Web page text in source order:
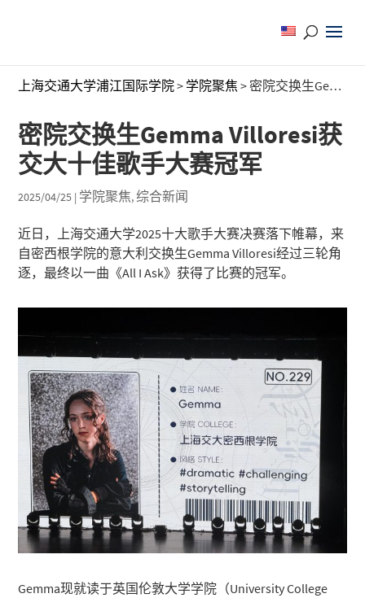
上海交通大学浦江国际学院> 学院聚焦 > 密院交换生Gemma Villoresi获交大十佳歌手大赛冠军
密院交换生Gemma Villoresi获
交大十佳歌手大赛冠军
2025/04/25 | 学院聚焦,综合新闻
近日，上海交通大学2025十大歌手大赛决赛落下帷幕，来
自密西根学院的意大利交换生Gemma Villoresi经过三轮角
逐，最终以一曲《All I Ask》获得了比赛的冠军。
Gemma现就读于英国伦敦大学学院（University College